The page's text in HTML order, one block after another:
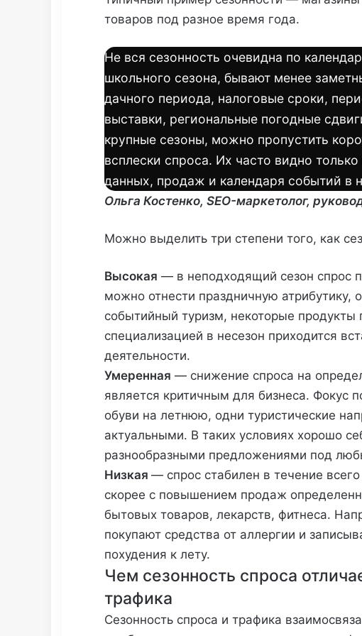
товаров под разное время года.
Не вся сезонность очевидна по
школьного сезона, бывают менее
дачного периода, налоговые сроки,
выставки, региональные погодные
крупные сезоны, можно пропустить
всплески спроса. Их часто видно
данных, продаж и календаря событий в
Ольга Костенко, SEO-маркетолог,
Можно выделить три степени того, как
Высокая — в неподходящий сезон спрос
можно отнести праздничную атрибутику,
событийный туризм, некоторые продукты
специализацией в несезон приходится
деятельности.
Умеренная — снижение спроса на
является критичным для бизнеса. Фокус
обуви на летнюю, одни туристические
актуальными. В таких условиях хорошо
разнообразными предложениями под
Низкая — спрос стабилен в течение
скорее с повышением продаж
бытовых товаров, лекарств, фитнеса.
покупают средства от аллергии и
похудения к лету.
Чем сезонность спроса
трафика
Сезонность спроса и трафика